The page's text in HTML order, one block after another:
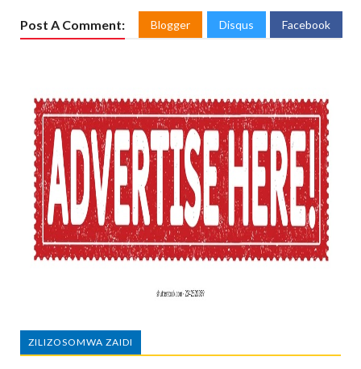
Post A Comment: Blogger Disqus Facebook
ZILIZOSOMWA ZAIDI